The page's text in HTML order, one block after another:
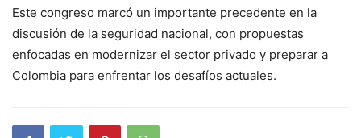
Este congreso marcó un importante precedente en la
discusión de la seguridad nacional, con propuestas
enfocadas en modernizar el sector privado y preparar a
Colombia para enfrentar los desafíos actuales.